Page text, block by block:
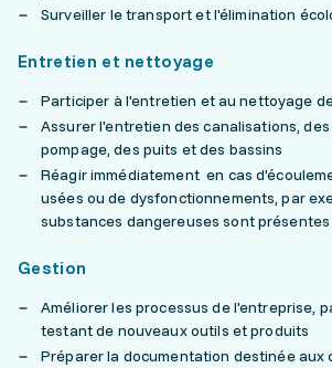
Surveiller le transport et l'élimination
Entretien et nettoyage
Participer à l'entretien et au nettoyage
Assurer l'entretien des canalisations,
pompage, des puits et des bassins
Réagir immédiatement en cas
usées ou de dysfonctionnements, par
substances dangereuses sont présentes
Gestion
Améliorer les processus de l'entreprise,
testant de nouveaux outils et produits
Préparer la documentation destinée aux